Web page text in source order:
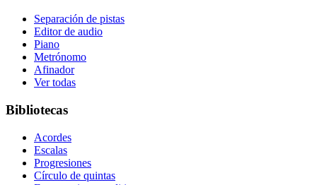
Separación de pistas
Editor de audio
Piano
Metrónomo
Afinador
Ver todas
Bibliotecas
Acordes
Escalas
Progresiones
Círculo de quintas